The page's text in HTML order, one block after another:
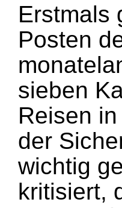
Erstmals
Posten
sieben
Reisen
der
wichtig
kritisiert,